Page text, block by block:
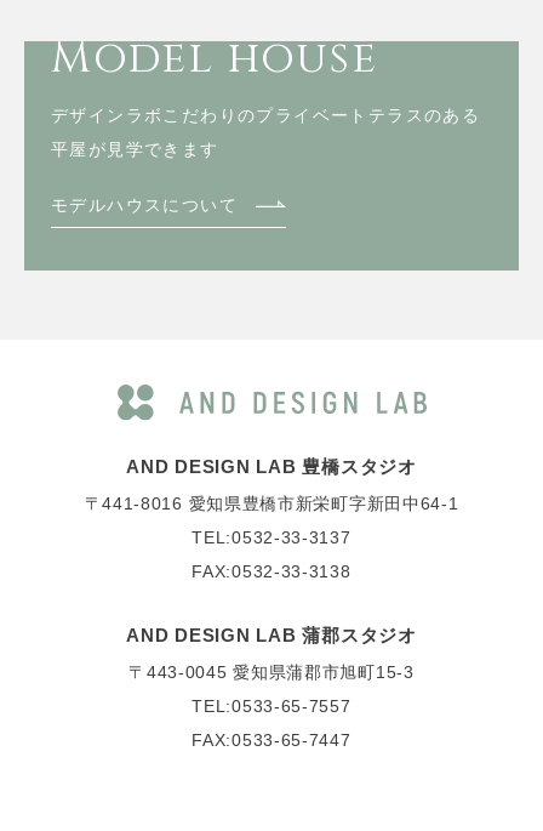
Model house
デザインラボこだわりのプライベートテラスのある
平屋が見学できます
モデルハウスについて
AND DESIGN LAB 豊橋スタジオ
〒441-8016 愛知県豊橋市新栄町字新田中64-1
TEL:0532-33-3137
FAX:0532-33-3138
AND DESIGN LAB 蒲郡スタジオ
〒443-0045 愛知県蒲郡市旭町15-3
TEL:0533-65-7557
FAX:0533-65-7447